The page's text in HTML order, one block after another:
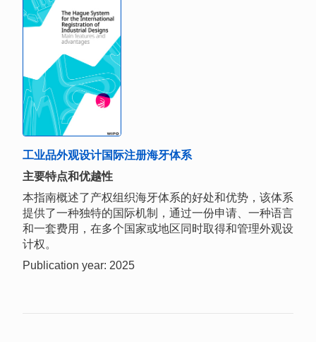
工业品外观设计国际注册海牙体系
主要特点和优越性
本指南概述了产权组织海牙体系的好处和优势，该体系
提供了一种独特的国际机制，通过一份申请、一种语言
和一套费用，在多个国家或地区同时取得和管理外观设
计权。
Publication year: 2025